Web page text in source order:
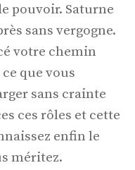
pouvoir. Saturne
sans vergogne.
votre chemin
que vous
sans crainte
ces rôles et cette
enfin le
méritez.